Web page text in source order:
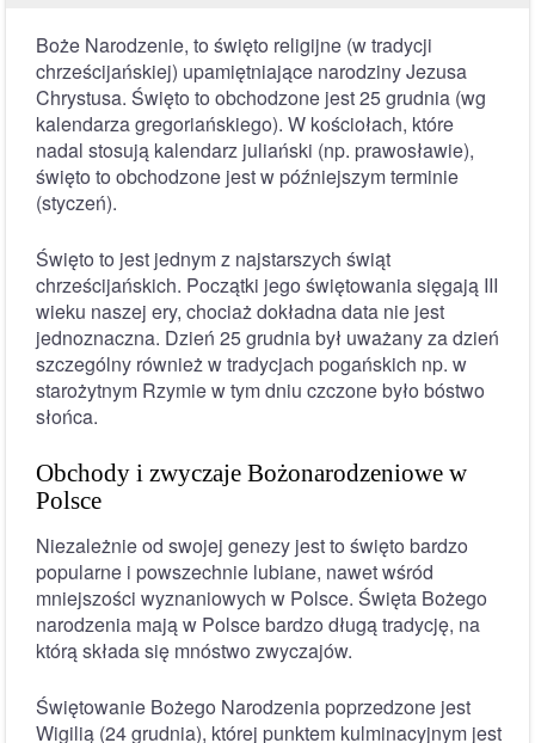
Boże Narodzenie, to święto religijne (w tradycji
chrześcijańskiej) upamiętniające narodziny Jezusa
Chrystusa. Święto to obchodzone jest 25 grudnia (wg
kalendarza gregoriańskiego). W kościołach, które
nadal stosują kalendarz juliański (np. prawosławie),
święto to obchodzone jest w późniejszym terminie
(styczeń).
Święto to jest jednym z najstarszych świąt
chrześcijańskich. Początki jego świętowania sięgają III
wieku naszej ery, chociaż dokładna data nie jest
jednoznaczna. Dzień 25 grudnia był uważany za dzień
szczególny również w tradycjach pogańskich np. w
starożytnym Rzymie w tym dniu czczone było bóstwo
słońca.
Obchody i zwyczaje Bożonarodzeniowe w
Polsce
Niezależnie od swojej genezy jest to święto bardzo
popularne i powszechnie lubiane, nawet wśród
mniejszości wyznaniowych w Polsce. Święta Bożego
narodzenia mają w Polsce bardzo długą tradycję, na
którą składa się mnóstwo zwyczajów.
Świętowanie Bożego Narodzenia poprzedzone jest
Wigilią (24 grudnia), której punktem kulminacyjnym jest